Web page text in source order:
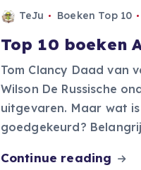
TeJu Boeken Top 10
Top 10 boeken
Tom Clancy Daad van
Wilson De Russische
uitgevaren. Maar wat
goedgekeurd?
Continue reading